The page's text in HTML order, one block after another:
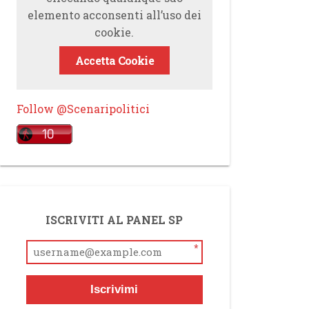
elemento acconsenti all’uso dei
cookie.
Accetta Cookie
Follow @Scenaripolitici
ISCRIVITI AL PANEL SP
*
Iscrivimi